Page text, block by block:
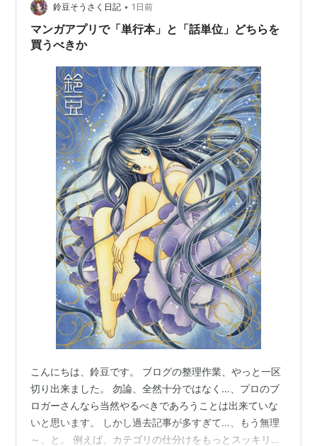
鈴豆そうさく日記 • 1日前
マンガアプリで「単行本」と「話単位」どちらを
買うべきか
こんにちは、鈴豆です。 ブログの整理作業、やっと一区
切り出来ました。 勿論、全然十分ではなく…、プロのブ
ロガーさんなら当然やるべきであろうことは出来ていな
いと思います。 しかし過去記事が多すぎて…、もう無理
～、と。 例えば、カテゴリの仕分けをもっとスッキリさ